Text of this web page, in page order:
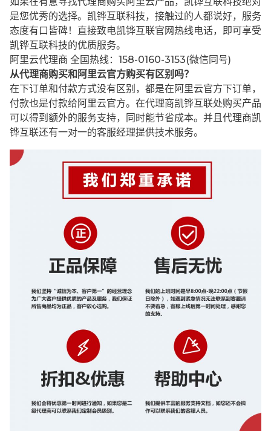
是您优秀的选择。凯铧互联科技，接触过的人都说好，服务
态度有口皆碑！直接致电凯铧互联官网热线电话，即可享受
凯铧互联科技的优质服务。
阿里云代理商 全国热线：158-0160-3153(微信同号)
从代理商购买和阿里云官方购买有区别吗？
在下订单和付款方式没有区别，都是在阿里云官方下订单，
付款也是付款给阿里云官方。在代理商凯铧互联处购买产品
可以得到额外的服务支持，同时能节省成本。并且代理商凯
铧互联还有一对一的客服经理提供技术服务。